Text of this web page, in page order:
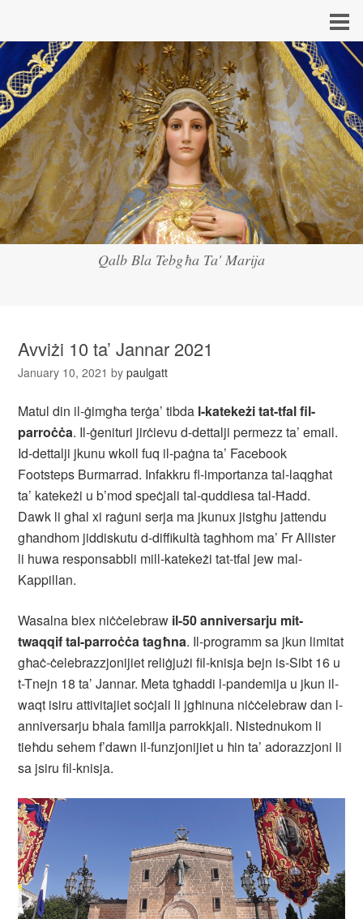
Qalb Bla Tebgħa Ta' Marija
Avviżi 10 ta’ Jannar 2021
January 10, 2021 bypaulgatt
Matul din il-ġimgħa terġa’ tibda l-katekeżi tat-tfal fil-
parroċċa. Il-ġenituri jirċievu d-dettalji permezz ta’ email.
Id-dettalji jkunu wkoll fuq il-paġna ta’ Facebook
Footsteps Burmarrad. Infakkru fl-importanza tal-laqgħat
ta’ katekeżi u b’mod speċjali tal-quddiesa tal-Ħadd.
Dawk li għal xi raġuni serja ma jkunux jistgħu jattendu
għandhom jiddiskutu d-diffikultà tagħhom ma’ Fr Allister
li huwa responsabbli mill-katekeżi tat-tfal jew mal-
Kappillan.
Wasalna biex niċċelebraw il-50 anniversarju mit-
twaqqif tal-parroċċa tagħna. Il-programm sa jkun limitat
għaċ-ċelebrazzjonijiet reliġjużi fil-knisja bejn is-Sibt 16 u
t-Tnejn 18 ta’ Jannar. Meta tgħaddi l-pandemija u jkun il-
waqt isiru attivitajiet soċjali li jgħinuna niċċelebraw dan l-
anniversarju bħala familja parrokkjali. Nistednukom li
tieħdu sehem f’dawn il-funzjonijiet u ħin ta’ adorazzjoni li
sa jsiru fil-knisja.